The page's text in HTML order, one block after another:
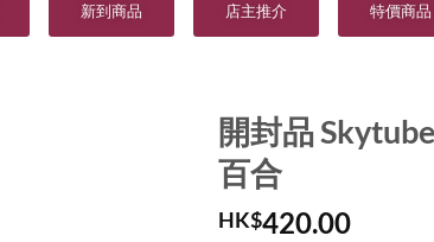
新到商品 店主推介 特價商品
開封品
百合
HK$420.00